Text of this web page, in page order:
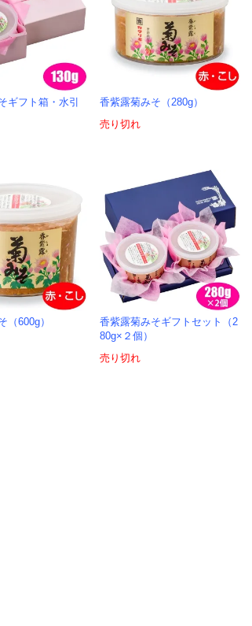
ギフト箱・水引
香紫露菊みそ（280g）
売り切れ
（600g）
香紫露菊みそギフトセット（2
80g×２個）
売り切れ